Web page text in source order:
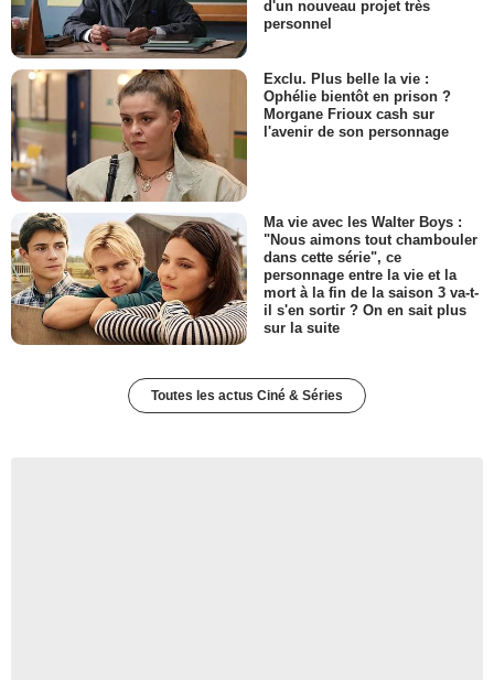
d'un nouveau projet très
personnel
Exclu. Plus belle la vie :
Ophélie bientôt en prison ?
Morgane Frioux cash sur
l'avenir de son personnage
Ma vie avec les Walter Boys :
"Nous aimons tout chambouler
dans cette série", ce
personnage entre la vie et la
mort à la fin de la saison 3 va-t-
il s'en sortir ? On en sait plus
sur la suite
Toutes les actus Ciné & Séries